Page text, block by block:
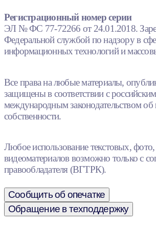
Регистрационный номер серии
ЭЛ № ФС 77-72266 от 24.01.2018.
Федеральной службой по надзору в
информационных технологий и
Все права на любые материалы,
защищены в соответствии с
международным законодательством об
собственности.
Любое использование текстовых,
видеоматериалов возможно только с
правообладателя (ВГТРК).
Сообщить об опечатке
Обращение в техподдержку